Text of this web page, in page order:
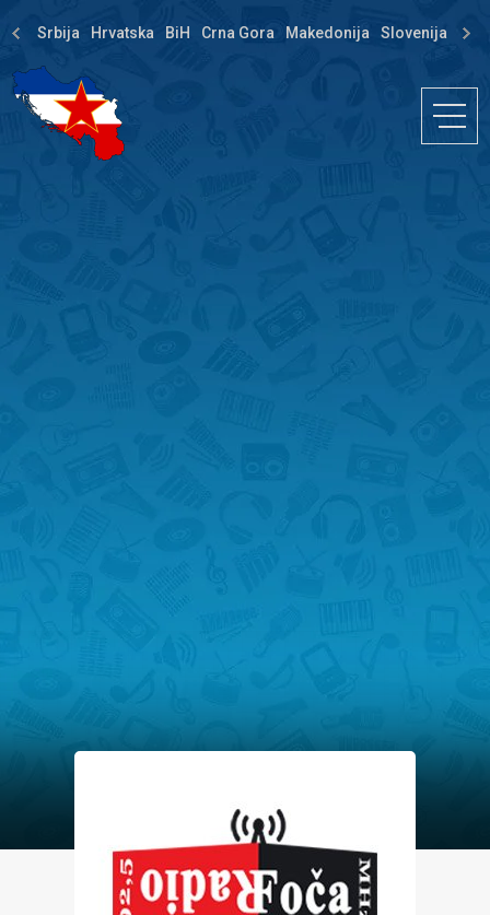
Srbija Hrvatska BiH Crna Gora Makedonija Slovenija